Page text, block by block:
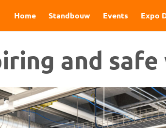
Home Standbouw Events Expo
and